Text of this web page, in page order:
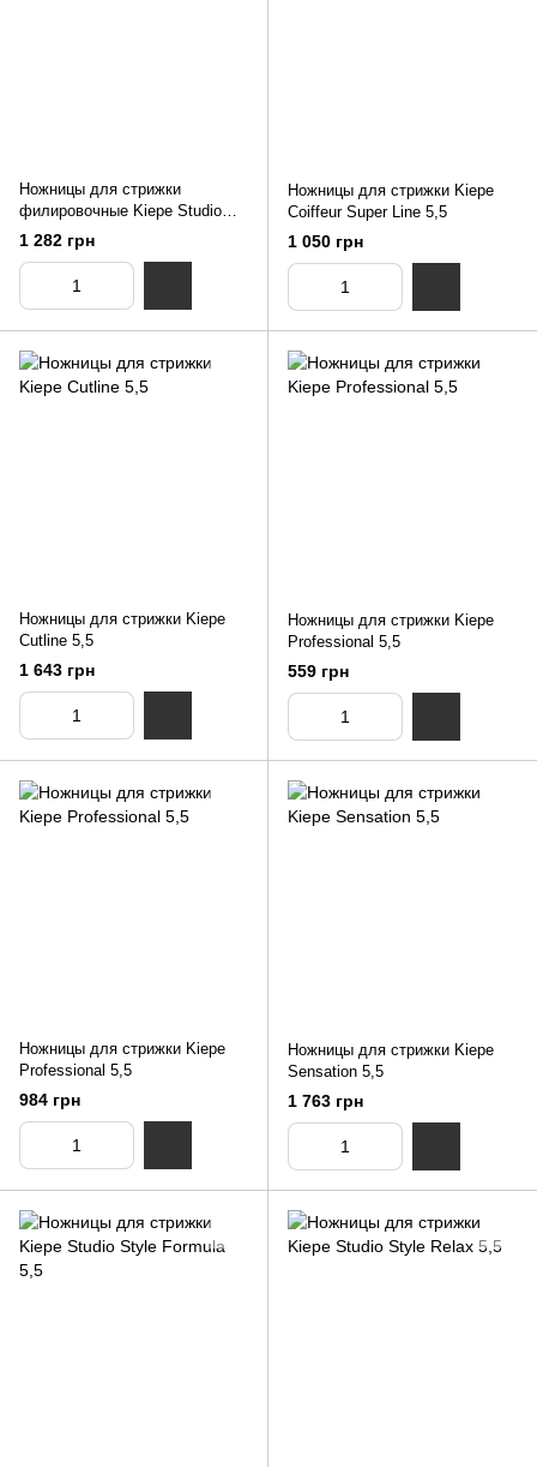
Ножницы для стрижки
филировочные Kiepe Studio
Techno 38 зубьев 5,5
1 282 грн
Ножницы для стрижки Kiepe
Coiffeur Super Line 5,5
1 050 грн
Ножницы для стрижки Kiepe
Cutline 5,5
1 643 грн
Ножницы для стрижки Kiepe
Professional 5,5
559 грн
Ножницы для стрижки Kiepe
Professional 5,5
984 грн
Ножницы для стрижки Kiepe
Sensation 5,5
1 763 грн